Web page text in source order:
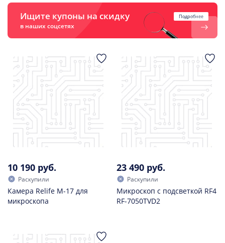
Ищите купоны на скидку
в наших соцсетях
Подробнее
10 190 руб.
Раскупили
Камера Relife M-17 для
микроскопа
23 490 руб.
Раскупили
Микроскоп с подсветкой RF4
RF-7050TVD2